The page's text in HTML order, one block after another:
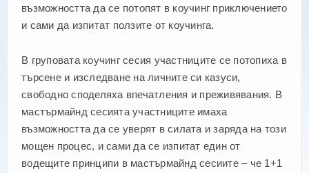
възможността да се потопят в коучинг приключението
и сами да изпитат ползите от коучинга.
В груповата коучинг сесия участниците се потопиха в
търсене и изследване на личните си казуси,
свободно споделяха впечатления и преживявания. В
мастърмайнд сесията участниците имаха
възможността да се уверят в силата и заряда на този
мощен процес, и сами да се изпитат един от
водещите принципи в мастърмайнд сесиите – че 1+1